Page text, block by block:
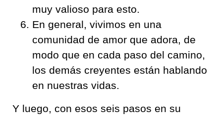
muy valioso para esto.
En general, vivimos en una
comunidad de amor que adora, de
modo que en cada paso del camino,
los demás creyentes están hablando
en nuestras vidas.
Y luego, con esos seis pasos en su